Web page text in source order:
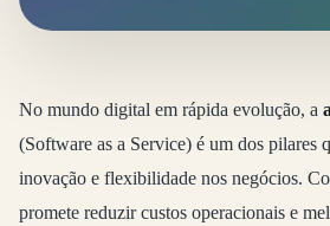
No mundo digital em rápida evolução, a
(Software as a Service) é um dos pilares
inovação e flexibilidade nos negócios.
promete reduzir custos operacionais e